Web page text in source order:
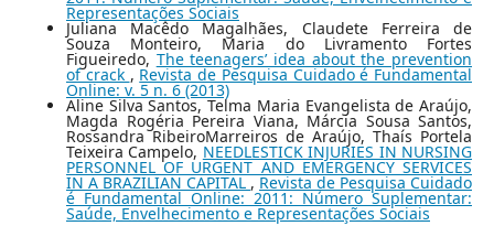
Representações Sociais
Juliana Macêdo Magalhães, Claudete Ferreira de
Souza Monteiro, Maria do Livramento Fortes
Figueiredo, The teenagers’ idea about the prevention
of crack , Revista de Pesquisa Cuidado é Fundamental
Online: v. 5 n. 6 (2013)
Aline Silva Santos, Telma Maria Evangelista de Araújo,
Magda Rogéria Pereira Viana, Márcia Sousa Santos,
Rossandra RibeiroMarreiros de Araújo, Thaís Portela
Teixeira Campelo, NEEDLESTICK INJURIES IN NURSING
PERSONNEL OF URGENT AND EMERGENCY SERVICES
IN A BRAZILIAN CAPITAL,Revista de Pesquisa Cuidado
é Fundamental Online: 2011: Número Suplementar:
Saúde, Envelhecimento e Representações Sociais